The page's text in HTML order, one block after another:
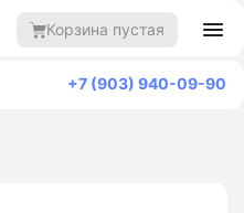
Корзина пустая
+7 (903) 940-09-90